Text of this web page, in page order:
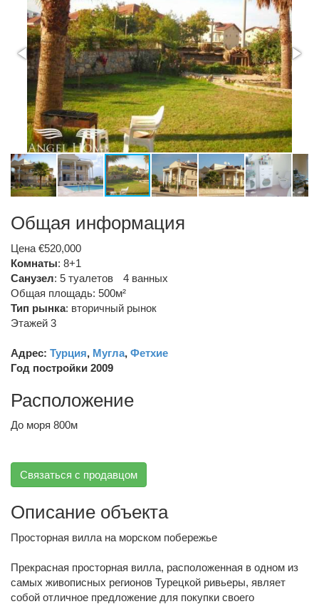
Общая информация
Цена €520,000
Комнаты: 8+1
Санузел: 5 туалетов
4 ванных
Общая площадь: 500м²
Тип рынка: вторичный рынок
Этажей 3
Адрес: Турция, Мугла, Фетхие
Год постройки 2009
Расположение
До моря 800м
Связаться с продавцом
Описание объекта
Просторная вилла на морском побережье
Прекрасная просторная вилла, расположенная в одном из
самых живописных регионов Турецкой ривьеры, являет
собой отличное предложение для покупки своего